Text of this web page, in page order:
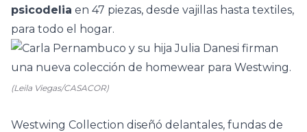
psicodelia en 47 piezas, desde vajillas hasta textiles,
para todo el hogar.
(Leila Viegas/CASACOR)
Westwing Collection diseñó delantales, fundas de